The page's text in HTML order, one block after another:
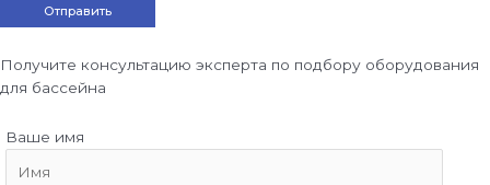
Получите консультацию эксперта по подбору оборудования
для бассейна
Ваше имя